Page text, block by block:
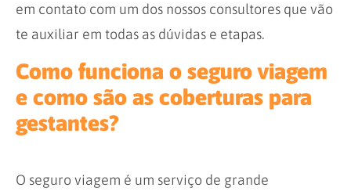
em contato com um dos nossos consultores que vão
te auxiliar em todas as dúvidas e etapas.
Como funciona o seguro viagem
e como são as coberturas para
gestantes?
O seguro viagem é um serviço de grande